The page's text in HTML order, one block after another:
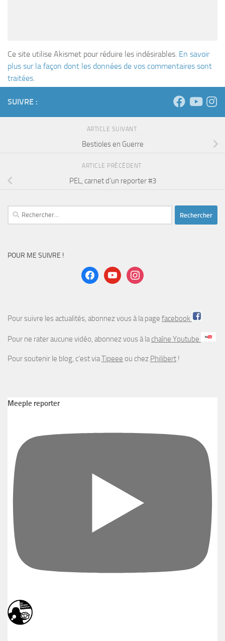
Ce site utilise Akismet pour réduire les indésirables. En savoir
plus sur la façon dont les données de vos commentaires sont
traitées.
SUIVRE :
ARTICLE SUIVANT
Bestioles en Guerre
ARTICLE PRÉCÉDENT
PEL, carnet d’un reporter #3
Rechercher :
POUR ME SUIVRE !
facebookyoutubeinstagram
Pour suivre les actualités, abonnez vous à la page facebook
Pour ne rater aucune vidéo, abonnez vous à lachaîne Youtube
Pour soutenir le blog, c’est viaTipeee ou chez Philibert !
Meeple reporter